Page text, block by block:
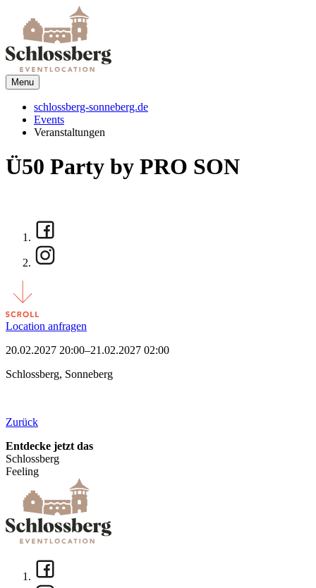
Menu
schlossberg-sonneberg.de
Events
Veranstaltungen
Ü50 Party by PRO SON
Location anfragen
20.02.2027 20:00–21.02.2027 02:00
Schlossberg, Sonneberg
Zurück
Entdecke jetzt das
Schlossberg
Feeling